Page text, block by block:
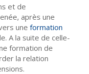
et de
après une
uneformation
A la suite de celle-
formation de
la relation